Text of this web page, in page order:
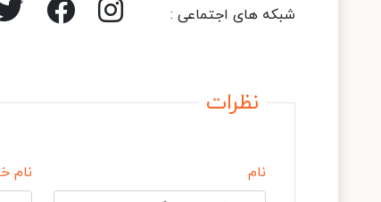
شبکه های اجتماعی :
نظرات
نام نام